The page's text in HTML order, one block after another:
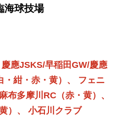
海球技場
應JSKS/早稲田GW/慶應
・紺・赤・黄）、 フェニ
布多摩川RC（赤・黄）、
）、 小石川クラブ